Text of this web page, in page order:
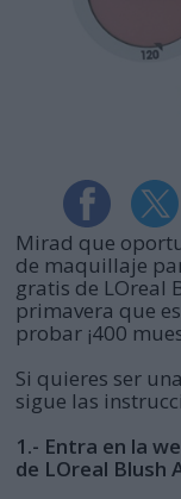
Mirad que
de maquillaje
gratis de LOreal
primavera que
probar ¡400
Si quieres ser
sigue las
1.- Entra en la
de LOreal Blush